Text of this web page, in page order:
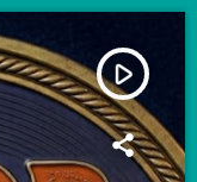
play_arrow